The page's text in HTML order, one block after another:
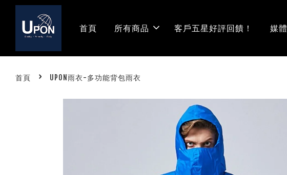
首頁 所有商品 客戶五星好評回饋！ 媒
首頁 › UPON雨衣-多功能背包雨衣